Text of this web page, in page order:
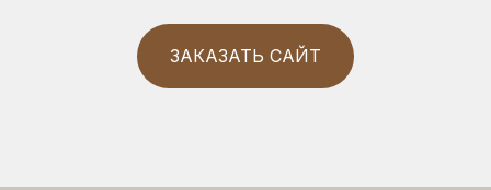
ЗАКАЗАТЬ САЙТ